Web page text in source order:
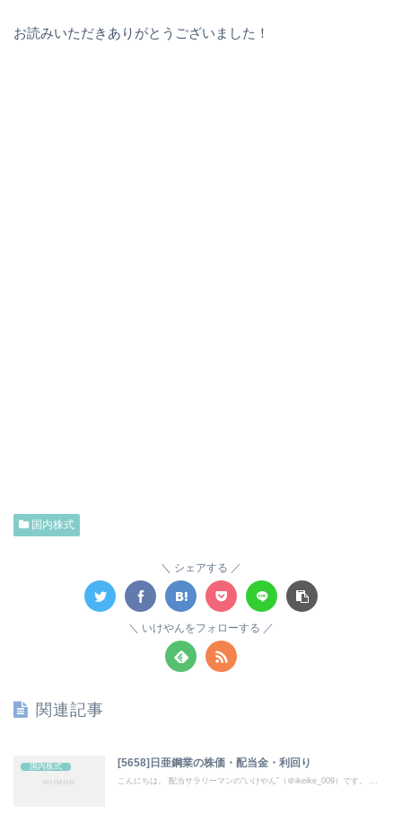
お読みいただきありがとうございました！
国内株式
シェアする
いけやんをフォローする
関連記事
国内株式 [5658]日亜鋼業の株価・配当金・利回り
こんにちは。 配当サラリーマンの“いけやん”（＠ikeike_009）です。 ...